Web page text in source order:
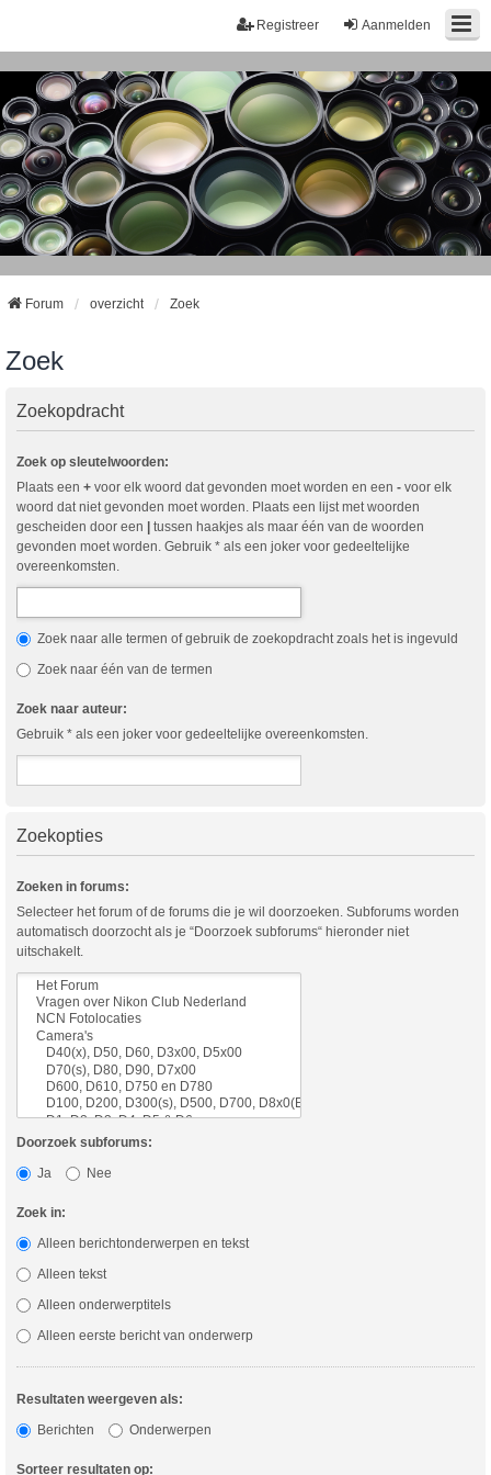
Aanmelden
Registreer
Forum overzicht Zoek
Zoek
Zoekopdracht
Zoek op sleutelwoorden:
Plaats een + voor elk woord dat gevonden moet worden en een - voor elk
woord dat niet gevonden moet worden. Plaats een lijst met woorden
gescheiden door een | tussen haakjes als maar één van de woorden
gevonden moet worden. Gebruik * als een joker voor gedeeltelijke
overeenkomsten.
Zoek naar alle termen of gebruik de zoekopdracht zoals het is ingevuld
Zoek naar één van de termen
Zoek naar auteur:
Gebruik * als een joker voor gedeeltelijke overeenkomsten.
Zoekopties
Zoeken in forums:
Selecteer het forum of de forums die je wil doorzoeken. Subforums worden
automatisch doorzocht als je “Doorzoek subforums“ hieronder niet
uitschakelt.
Doorzoek subforums:
Ja
Nee
Zoek in:
Alleen berichtonderwerpen en tekst
Alleen tekst
Alleen onderwerptitels
Alleen eerste bericht van onderwerp
Resultaten weergeven als:
Berichten
Onderwerpen
Sorteer resultaten op: